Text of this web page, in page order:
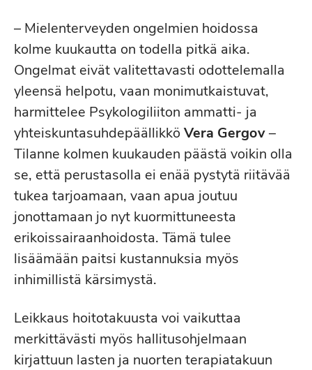
– Mielenterveyden ongelmien hoidossa
kolme kuukautta on todella pitkä aika.
Ongelmat eivät valitettavasti odottelemalla
yleensä helpotu, vaan monimutkaistuvat,
harmittelee Psykologiliiton ammatti- ja
yhteiskuntasuhdepäällikköVera Gergov–
Tilanne kolmen kuukauden päästä voikin olla
se, että perustasolla ei enää pystytä riitävää
tukea tarjoamaan, vaan apua joutuu
jonottamaan jo nyt kuormittuneesta
erikoissairaanhoidosta. Tämä tulee
lisäämään paitsi kustannuksia myös
inhimillistä kärsimystä.
Leikkaus hoitotakuusta voi vaikuttaa
merkittävästi myös hallitusohjelmaan
kirjattuun lasten ja nuorten terapiatakuun